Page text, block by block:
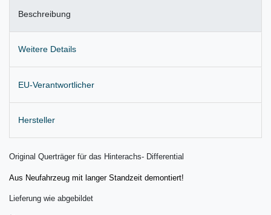
Beschreibung
Weitere Details
EU-Verantwortlicher
Hersteller
Original Querträger für das Hinterachs- Differential
Aus Neufahrzeug mit langer Standzeit demontiert!
Lieferung wie abgebildet